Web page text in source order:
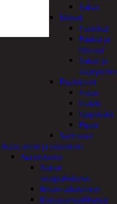
Sukat
Naiset
Hanskat
Paidat ja
housut
Sukat ja
Päähineet
Hatut
Huivit
Lippalakit
Pipot
Sadeasut
Auto, vene ja moottori
Autonhoito
Auton
sisäpuhdistus
Ilmanraikastimet
Korjausmaalikynät